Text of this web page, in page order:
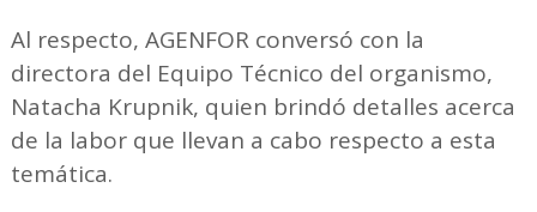
Al respecto, AGENFOR conversó con la
directora del Equipo Técnico del organismo,
Natacha Krupnik, quien brindó detalles acerca
de la labor que llevan a cabo respecto a esta
temática.